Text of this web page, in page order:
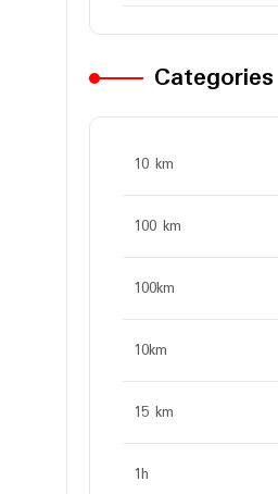
Categories
10 km
100 km
100km
10km
15 km
1h